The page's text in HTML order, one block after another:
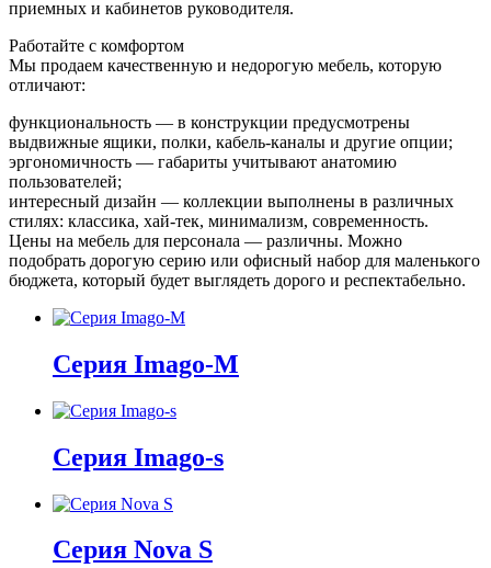
приемных и кабинетов руководителя.
Работайте с комфортом
Мы продаем качественную и недорогую мебель, которую
отличают:
функциональность — в конструкции предусмотрены
выдвижные ящики, полки, кабель-каналы и другие опции;
эргономичность — габариты учитывают анатомию
пользователей;
интересный дизайн — коллекции выполнены в различных
стилях: классика, хай-тек, минимализм, современность.
Цены на мебель для персонала — различны. Можно
подобрать дорогую серию или офисный набор для маленького
бюджета, который будет выглядеть дорого и респектабельно.
Серия Imago-M
Серия Imago-s
Серия Nova S